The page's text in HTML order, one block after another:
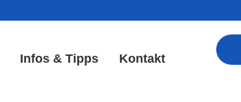
Infos & Tipps Kontakt